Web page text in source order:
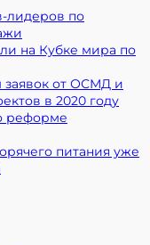
лидеров по
на Кубке мира по
от ОСМД и
в 2020 году
реформе
питания уже